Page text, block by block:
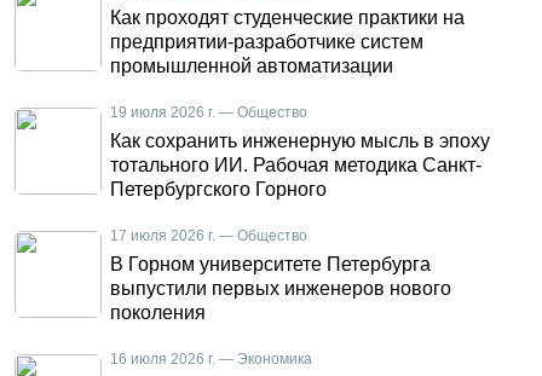
Как проходят студенческие практики на
предприятии-разработчике систем
промышленной автоматизации
19 июля 2026 г. — Общество
Как сохранить инженерную мысль в эпоху
тотального ИИ. Рабочая методика Санкт-
Петербургского Горного
17 июля 2026 г. — Общество
В Горном университете Петербурга
выпустили первых инженеров нового
поколения
16 июля 2026 г. — Экономика